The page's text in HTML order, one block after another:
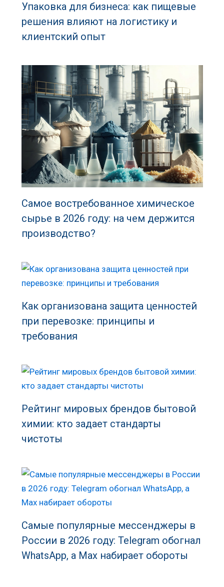
Упаковка для бизнеса: как пищевые
решения влияют на логистику и
клиентский опыт
Самое востребованное химическое
сырье в 2026 году: на чем держится
производство?
Как организована защита ценностей
при перевозке: принципы и
требования
Рейтинг мировых брендов бытовой
химии: кто задает стандарты
чистоты
Самые популярные мессенджеры в
России в 2026 году: Telegram обогнал
WhatsApp, а Max набирает обороты